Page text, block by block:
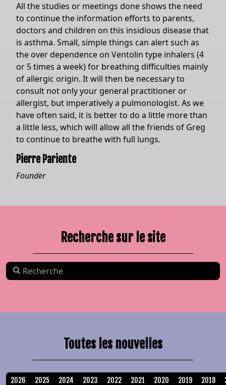
All the studies or meetings done shows the need
to continue the information efforts to parents,
doctors and children on this insidious disease that
is asthma. Small, simple things can alert such as
the over dependence on Ventolin type inhalers (4
or 5 times a week) for breathing difficulties mainly
of allergic origin. It will then be necessary to
consult not only your general practitioner or
allergist, but imperatively a pulmonologist. As we
have often said, it is better to do a little more than
a little less, which will allow all the friends of Greg
to continue to breathe with full lungs.
Pierre Pariente
Founder
Recherche sur le site
Toutes les nouvelles
2026 2025 2024 2023 2022 2021 2020 2019 2018